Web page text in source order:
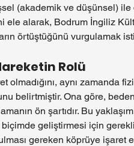
(akademik ve düşünsel) ile
alarak, Bodrum İngiliz
örtüştüğünü vurgulamak
Rolü
olmadığını, aynı zamanda
belirtmiştir. Ona göre,
ön şartıdır. Bu
geliştirmesi için
gereken köprüye işaret